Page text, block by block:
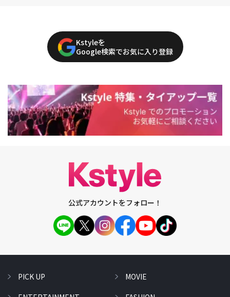
Kstyleを
Google検索でお気に入り登録
公式アカウントをフォロー！
PICK UP
MOVIE